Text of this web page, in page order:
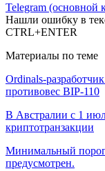
Telegram (основной
Нашли ошибку в
CTRL+ENTER
Материалы по теме
Ordinals-
противовес BIP-110
В Австралии с 1
криптотранзакции
Минимальный
предусмотрен.